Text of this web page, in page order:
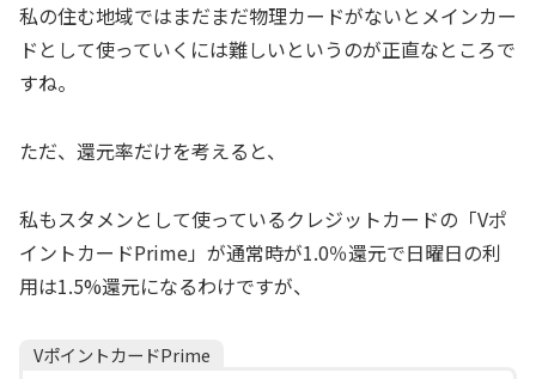
私の住む地域ではまだまだ物理カードがないとメインカー
ドとして使っていくには難しいというのが正直なところで
すね。
ただ、還元率だけを考えると、
私もスタメンとして使っているクレジットカードの「Vポ
イントカードPrime」が通常時が1.0％還元で日曜日の利
用は1.5%還元になるわけですが、
VポイントカードPrime